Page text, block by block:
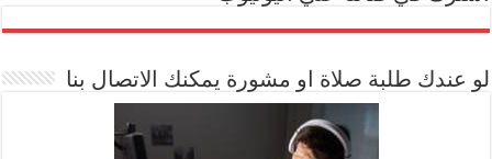
لو عندك طلبة صلاة او مشورة يمكنك الاتصال بنا